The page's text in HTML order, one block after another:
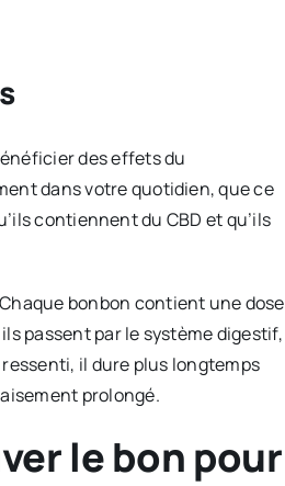
des effets du
dans votre quotidien, que ce
contiennent du CBD et qu’ils
bonbon contient une dose
passent par le système digestif,
il dure plus longtemps
prolongé.
le bon pour